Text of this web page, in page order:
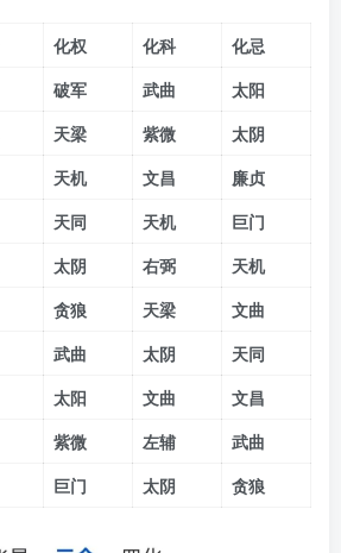
化权 化科
化忌
破军 武曲
太阳
天梁 紫微
太阴
天机 文昌
廉贞
天同 天机
巨门
太阴 右弼
天机
贪狼 天梁
文曲
武曲 太阴
天同
太阳 文曲
文昌
紫微 左辅
武曲
巨门 太阴 贪狼